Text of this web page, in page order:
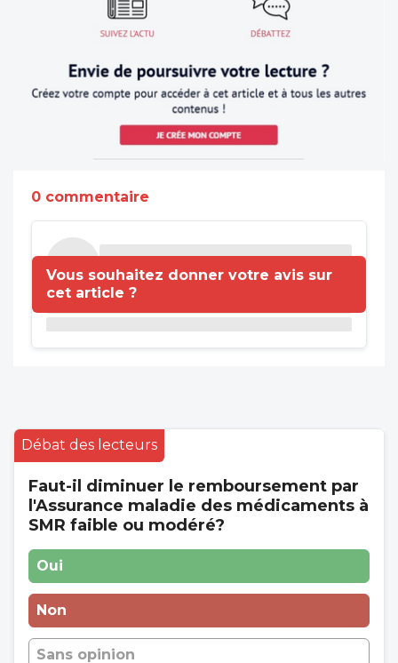
0 commentaire
Vous souhaitez donner votre avis sur
cet article ?
Débat des lecteurs
Faut-il diminuer le remboursement par
l'Assurance maladie des médicaments à
SMR faible ou modéré?
Oui
Non
Sans opinion